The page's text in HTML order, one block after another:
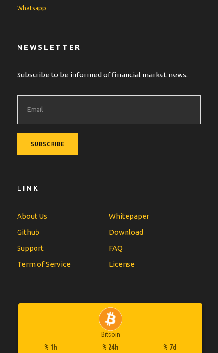
Whatsapp
NEWSLETTER
Subscribe to be informed of financial market news.
LINK
About Us
Whitepaper
Github
Download
Support
FAQ
Term of Service
License
Bitcoin
% 1h
% 24h
% 7d